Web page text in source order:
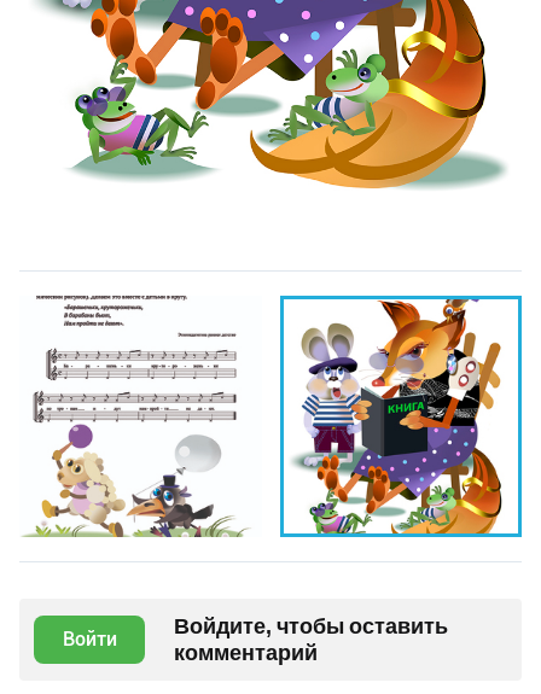
Войти
Войдите, чтобы оставить
комментарий